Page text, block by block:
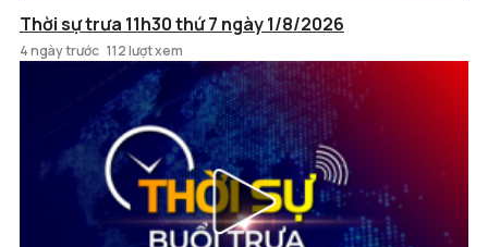
Thời sự trưa 11h30 thứ 7 ngày 1/8/2026
4 ngày trước 112 lượt xem